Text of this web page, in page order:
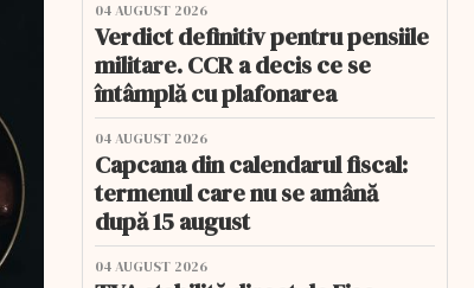
04 AUGUST 2026
Verdict definitiv pentru pensiile
militare. CCR a decis ce se
întâmplă cu plafonarea
04 AUGUST 2026
Capcana din calendarul fiscal:
termenul care nu se amână
după 15 august
04 AUGUST 2026